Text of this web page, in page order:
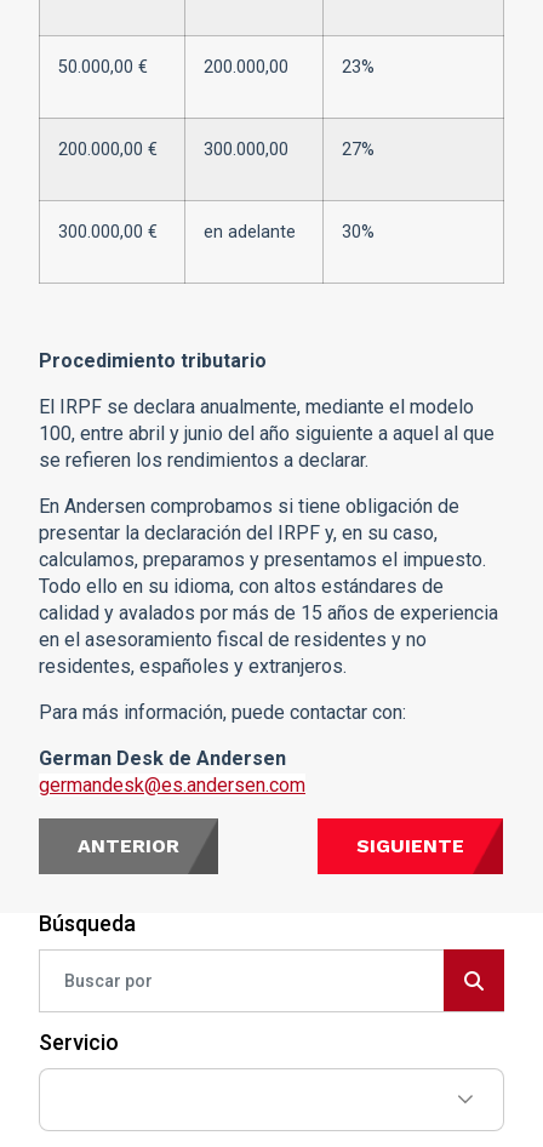
Búsqueda
Servicio
50.000,00 € 200.000,00 23%
200.000,00 € 300.000,00 27%
300.000,00 € en adelante 30%
Procedimiento tributario
El IRPF se declara anualmente, mediante el modelo
100, entre abril y junio del año siguiente a aquel al que
se refieren los rendimientos a declarar.
En Andersen comprobamos si tiene obligación de
presentar la declaración del IRPF y, en su caso,
calculamos, preparamos y presentamos el impuesto.
Todo ello en su idioma, con altos estándares de
calidad y avalados por más de 15 años de experiencia
en el asesoramiento fiscal de residentes y no
residentes, españoles y extranjeros.
Para más información, puede contactar con:
German Desk de Andersen
germandesk@es.andersen.com
ANTERIOR SIGUIENTE